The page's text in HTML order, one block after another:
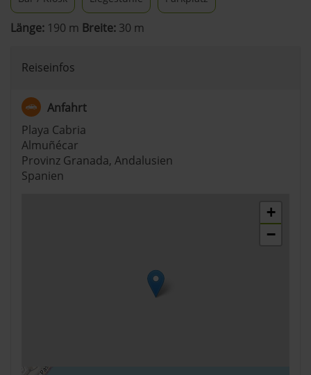
Länge: 190 m Breite: 30 m
Reiseinfos
Anfahrt
Playa Cabria
Almuñécar
Provinz Granada, Andalusien
Spanien
+
−